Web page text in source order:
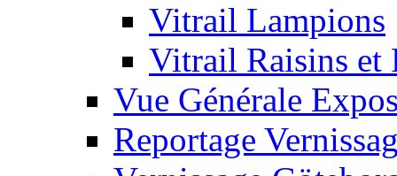
Vitrail Lampions
Vitrail Raisins et
Vue Générale
Reportage